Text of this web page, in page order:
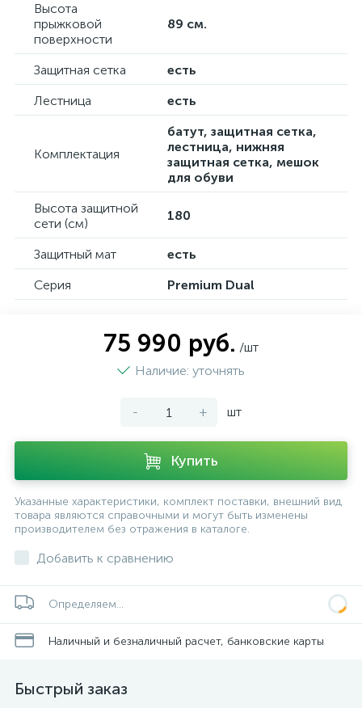
Высота
прыжковой
поверхности
89 см.
Защитная сетка
есть
Лестница
есть
Комплектация
батут, защитная сетка,
лестница, нижняя
защитная сетка, мешок
для обуви
Высота защитной
сети (см)
180
Защитный мат
есть
Серия
Premium Dual
75 990 руб. /шт
Наличие: уточнять
- + шт
Купить
Указанные характеристики, комплект поставки, внешний вид
товара являются справочными и могут быть изменены
производителем без отражения в каталоге.
Добавить к сравнению
Определяем...
Наличный и безналичный расчет, банковские карты
Быстрый заказ